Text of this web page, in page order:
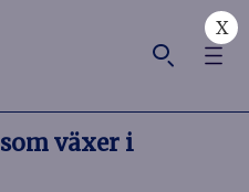
X
växer i